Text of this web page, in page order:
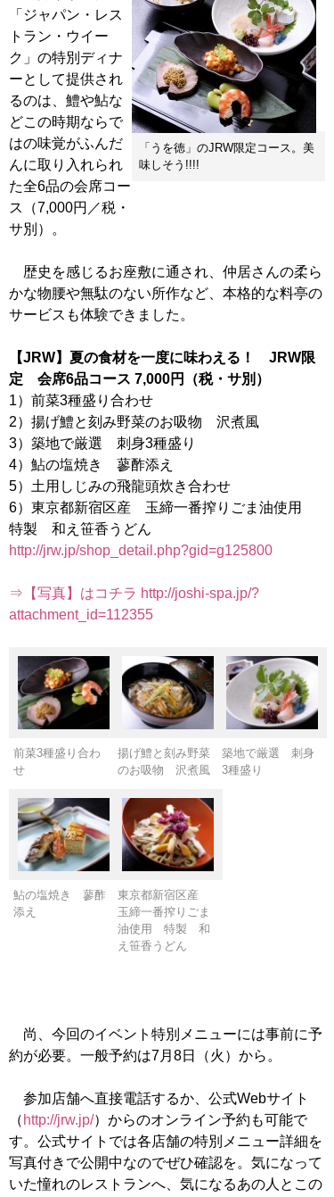
「うを徳」のJRW限定コース。美
味しそう!!!!
「ジャパン・レス
トラン・ウイー
ク」の特別ディナ
ーとして提供され
るのは、鱧や鮎な
どこの時期ならで
はの味覚がふんだ
んに取り入れられ
た全6品の会席コー
ス（7,000円／税・
サ別）。
歴史を感じるお座敷に通され、仲居さんの柔ら
かな物腰や無駄のない所作など、本格的な料亭の
サービスも体験できました。
【JRW】夏の食材を一度に味わえる！ JRW限
定 会席6品コース 7,000円（税・サ別）
1）前菜3種盛り合わせ
2）揚げ鱧と刻み野菜のお吸物 沢煮風
3）築地で厳選 刺身3種盛り
4）鮎の塩焼き 蓼酢添え
5）土用しじみの飛龍頭炊き合わせ
6）東京都新宿区産 玉締一番搾りごま油使用
http://jrw.jp/shop_detail.php?gid=g125800
⇒【写真】はコチラ http://joshi-spa.jp/?
attachment_id=112355
前菜3種盛り合わ
せ
揚げ鱧と刻み野菜
のお吸物 沢煮風
築地で厳選 刺身
3種盛り
鮎の塩焼き 蓼酢
添え
東京都新宿区産
玉締一番搾りごま
油使用 特製 和
え笹香うどん
尚、今回のイベント特別メニューには事前に予
約が必要。一般予約は7月8日（火）から。
参加店舗へ直接電話するか、公式Webサイト
（ http://jrw.jp/）からのオンライン予約も可能で
す。公式サイトでは各店舗の特別メニュー詳細を
写真付きで公開中なのでぜひ確認を。気になって
いた憧れのレストランへ、気になるあの人とこの